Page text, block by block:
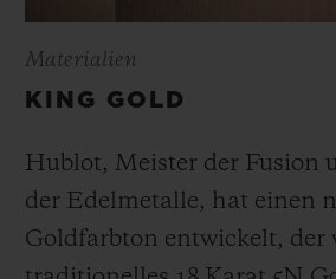
Materialien
KING GOLD
Hublot, Meister der Fusion
der Edelmetalle, hat einen
Goldfarbton entwickelt, der